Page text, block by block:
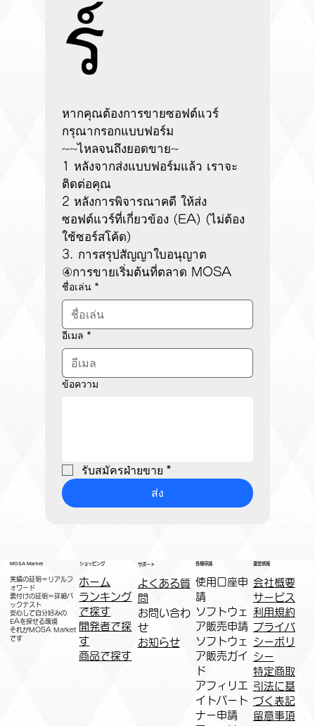
ร์
หากคุณต้องการขายซอฟต์แวร์
กรุณากรอกแบบฟอร์ม
~~ไหลจนถึงยอดขาย~
1 หลังจากส่งแบบฟอร์มแล้ว เราจะ
ติดต่อคุณ
2 หลังการพิจารณาคดี ให้ส่ง
ซอฟต์แวร์ที่เกี่ยวข้อง (EA) (ไม่ต้อง
ใช้ซอร์สโค้ด)
3. การสรุปสัญญาใบอนุญาต
④การขายเริ่มต้นที่ตลาด MOSA
ชื่อเล่น *
อีเมล *
ข้อความ
รับสมัครฝ่ายขาย *
ส่ง
MOSA Market
実績の証明＝リアルフ
ォワード
裏付けの証明＝詳細バ
ックテスト
安心して自分好みの
EAを探せる環境
​それがMOSA Market
です
ショッピング
ホーム
ランキング
で探す
開発者で探
す
商品で探す
サポート
よくある質
問
お問い合わ
せ
お知らせ
各種申請
​使用口座申
請
ソフトウェ
ア販売申請
ソフトウェ
ア販売ガイ
ド
アフィリエ
イトパート
ナー申請​
運営情報
会社概要
サービス
利用規約
プライバ
シーポリ
シー
特定商取
引法に基
づく表記
​留意事項